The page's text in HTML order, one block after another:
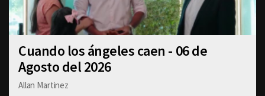
Cuando los ángeles caen - 06 de
Agosto del 2026
Allan Martinez